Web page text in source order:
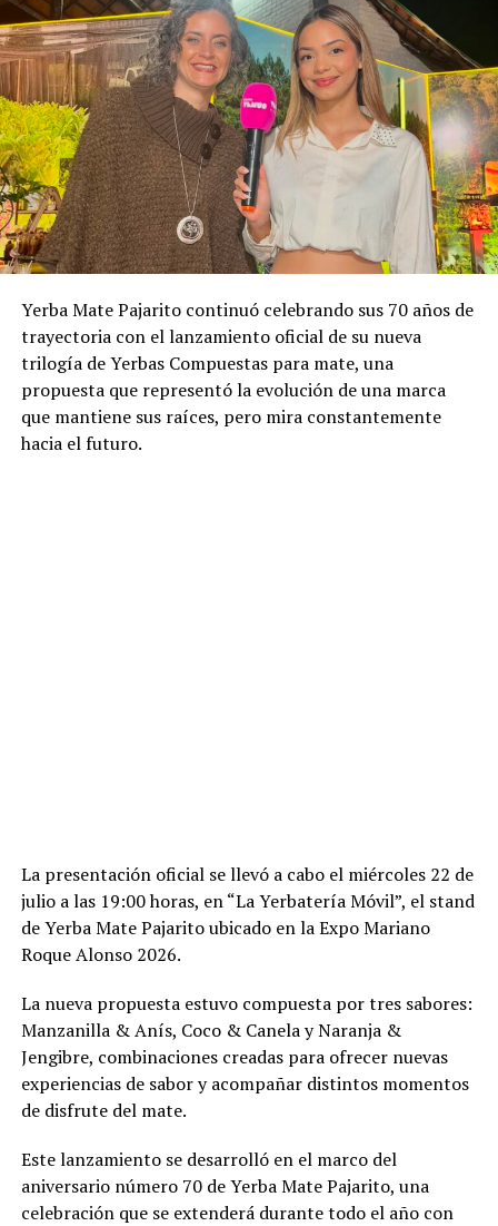
Yerba Mate Pajarito continuó celebrando sus 70 años de
trayectoria con el lanzamiento oficial de su nueva
trilogía de Yerbas Compuestas para mate, una
propuesta que representó la evolución de una marca
que mantiene sus raíces, pero mira constantemente
hacia el futuro.
La presentación oficial se llevó a cabo el miércoles 22 de
julio a las 19:00 horas, en “La Yerbatería Móvil”, el stand
de Yerba Mate Pajarito ubicado en la Expo Mariano
Roque Alonso 2026.
La nueva propuesta estuvo compuesta por tres sabores:
Manzanilla & Anís, Coco & Canela y Naranja &
Jengibre, combinaciones creadas para ofrecer nuevas
experiencias de sabor y acompañar distintos momentos
de disfrute del mate.
Este lanzamiento se desarrolló en el marco del
aniversario número 70 de Yerba Mate Pajarito, una
celebración que se extenderá durante todo el año con